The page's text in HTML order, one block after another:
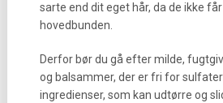
sarte end dit eget hår, da de ikke
hovedbunden.
Derfor bør du gå efter milde,
og balsammer, der er fri for
ingredienser, som kan udtørre og